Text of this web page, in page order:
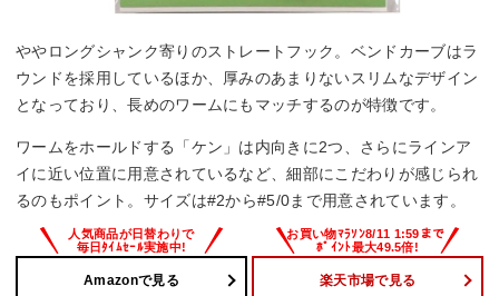
ややロングシャンク寄りのストレートフック。ベンドカーブはラ
ウンドを採用しているほか、厚みのあまりないスリムなデザイン
となっており、長めのワームにもマッチするのが特徴です。
ワームをホールドする「ケン」は内向きに2つ、さらにラインア
イに近い位置に用意されているなど、細部にこだわりが感じられ
るのもポイント。サイズは#2から#5/0まで用意されています。
Amazonで見る 楽天市場で見る